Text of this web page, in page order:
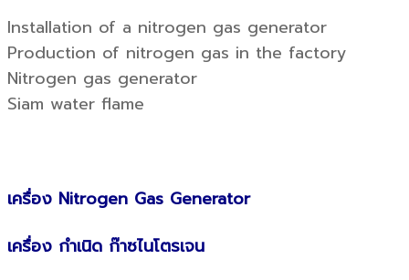
Installation of a nitrogen gas generator
Production of nitrogen gas in the factory
Nitrogen gas generator
Siam water flame
เครื่อง Nitrogen Gas Generator
เครื่อง กำเนิด ก๊าซไนโตรเจน